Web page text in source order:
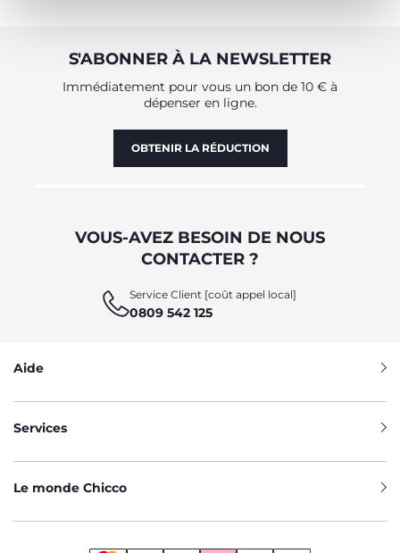
S'ABONNER À LA NEWSLETTER
Immédiatement pour vous un bon de 10 € à
dépenser en ligne.
OBTENIR LA RÉDUCTION
VOUS-AVEZ BESOIN DE NOUS
CONTACTER ?
Service Client [coût appel local]
0809 542 125
Aide
Services
Le monde Chicco